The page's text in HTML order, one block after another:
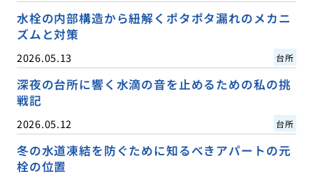
水栓の内部構造から紐解くポタポタ漏れのメカニ
ズムと対策
2026.05.13 台所
深夜の台所に響く水滴の音を止めるための私の挑
戦記
2026.05.12 台所
冬の水道凍結を防ぐために知るべきアパートの元
栓の位置